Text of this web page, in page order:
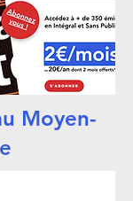
Moyen-